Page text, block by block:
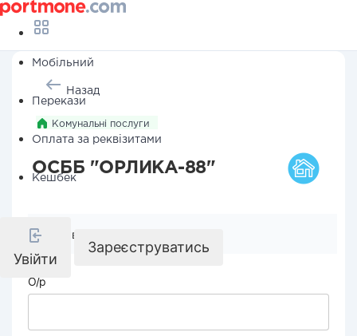
Мобільний
Перекази
Оплата за реквізитами
Кешбек
Увійти
Зареєструватись
Назад
Комунальні послуги
ОСББ "ОРЛИКА-88"
Реквізити компанії
О/р